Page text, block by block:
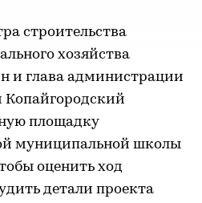
строительства
хозяйства
и глава администрации
Копайгородский
площадку
муниципальной школы
оценить ход
детали проекта